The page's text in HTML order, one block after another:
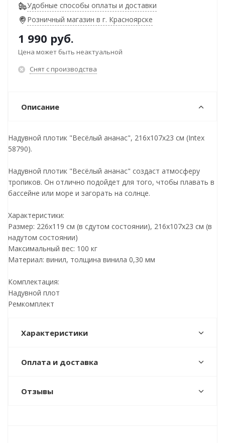
Удобные способы оплаты и доставки
Розничный магазин в г. Красноярске
1 990 руб.
Цена может быть неактуальной
Снят с производства
Описание
Надувной плотик "Весёлый ананас", 216х107х23 см (Intex
58790).
Надувной плотик "Весёлый ананас" создаст атмосферу
тропиков. Он отлично подойдет для того, чтобы плавать в
бассейне или море и загорать на солнце.
Характеристики:
Размер: 226х119 см (в сдутом состоянии), 216х107х23 см (в
надутом состоянии)
Максимальный вес: 100 кг
Материал: винил, толщина винила 0,30 мм
Комплектация:
Надувной плот
Ремкомплект
Характеристики
Оплата и доставка
Отзывы